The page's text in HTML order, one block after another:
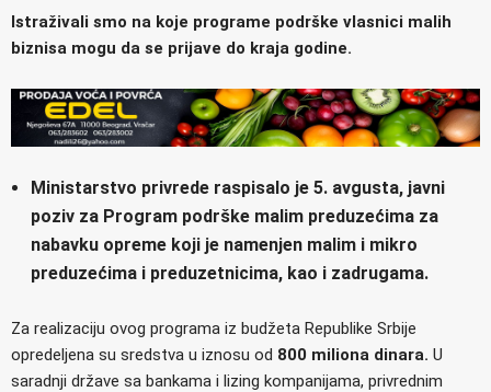
Istraživali smo na koje programe podrške vlasnici malih
biznisa mogu da se prijave do kraja godine.
Ministarstvo privrede raspisalo je 5. avgusta, javni
poziv za Program podrške malim preduzećima za
nabavku opreme koji je namenjen malim i mikro
preduzećima i preduzetnicima, kao i zadrugama.
Za realizaciju ovog programa iz budžeta Republike Srbije
opredeljena su sredstva u iznosu od 800 miliona dinara. U
saradnji države sa bankama i lizing kompanijama, privrednim